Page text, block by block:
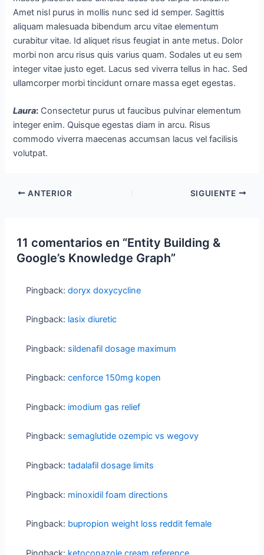
Amet nisl purus in mollis nunc sed id semper. Sagittis
aliquam malesuada bibendum arcu vitae elementum
curabitur vitae. Id aliquet risus feugiat in ante metus. Dolor
morbi non arcu risus quis varius quam. Sodales ut eu sem
integer vitae justo eget. Lacus sed viverra tellus in hac. Sed
ullamcorper morbi tincidunt ornare massa eget egestas.
Laura: Consectetur purus ut faucibus pulvinar elementum
integer enim. Quisque egestas diam in arcu. Risus
commodo viverra maecenas accumsan lacus vel facilisis
volutpat.
ANTERIOR SIGUIENTE
11 comentarios en “Entity Building &
Google’s Knowledge Graph”
Pingback:doryx doxycycline
Pingback: lasix diuretic
Pingback: sildenafil dosage maximum
Pingback:cenforce 150mg kopen
Pingback: imodium gas relief
Pingback: semaglutide ozempic vs wegovy
Pingback:tadalafil dosage limits
Pingback: minoxidil foam directions
Pingback: bupropion weight loss reddit female